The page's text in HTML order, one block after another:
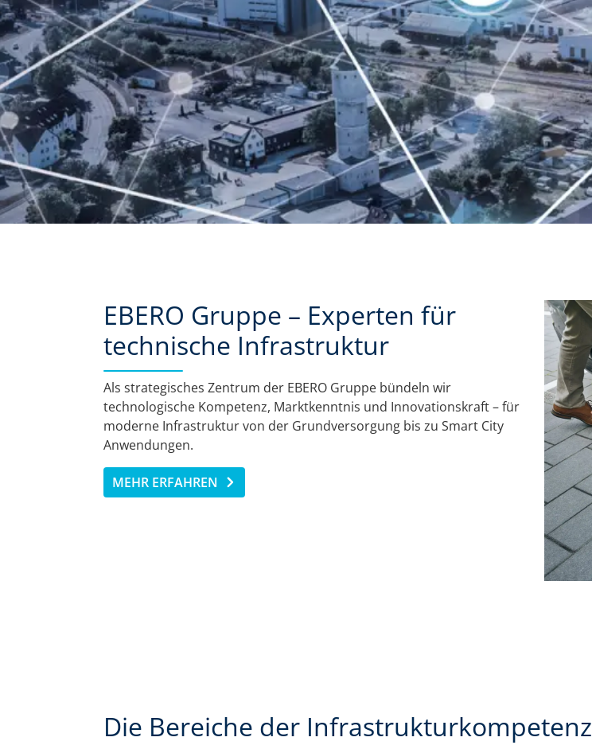
EBERO Gruppe – Experten für
technische Infrastruktur
Als strategisches Zentrum der EBERO Gruppe bündeln wir
technologische Kompetenz, Marktkenntnis und Innovationskraft – für
moderne Infrastruktur von der Grundversorgung bis zu Smart City
Anwendungen.
MEHR ERFAHREN
Die Bereiche der Infrastrukturkompetenz